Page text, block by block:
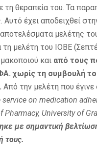
θεραπεία του. Τα
έχει αποδειχθεί
μελέτης
μελέτη του ΙΟΒΕ
και από τους
χωρίς τη συμβουλή
Από την μελέτη που
on medication
Pharmacy, Universityof
με σημαντική
τους.